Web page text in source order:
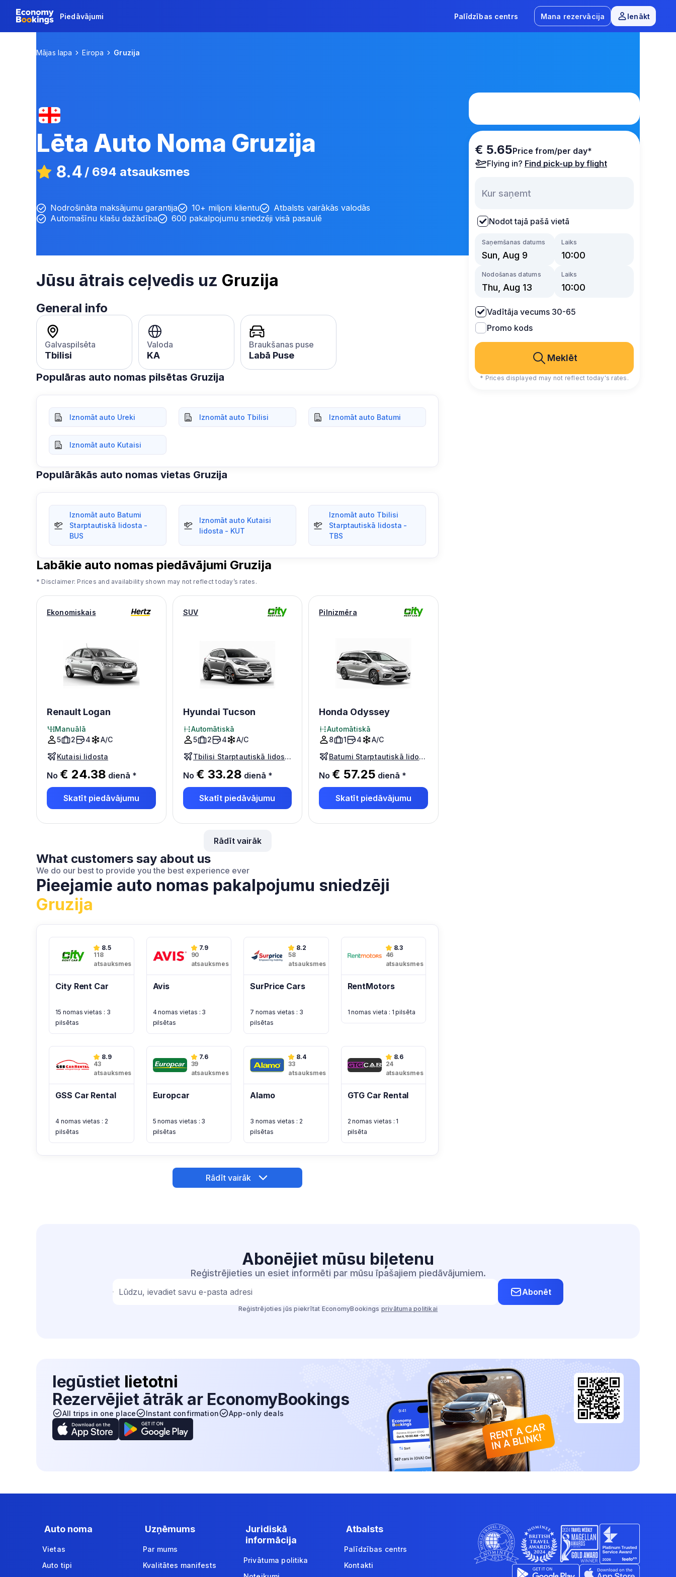
Piedāvājumi Palīdzības centrs Mana rezervācija Ienākt
Mājas lapa Eiropa Gruzija
Lēta Auto Noma Gruzija
8.4 / 694 atsauksmes
Nodrošināta maksājumu garantija 10+ miljoni klientu
Atbalsts vairākās valodās
Automašīnu klašu dažādība
600 pakalpojumu sniedzēji visā pasaulē
€ 5.65Price from/per day*
Flying in? Find pick-up by flight
Nodot tajā pašā vietā
Saņemšanas datums Laiks
Nodošanas datums Laiks
Vadītāja vecums 30-65
Promo kods
Meklēt
* Prices displayed may not reflect today's rates.
Jūsu ātrais ceļvedis uz Gruzija
General info
Galvaspilsēta
Tbilisi
Valoda
KA
Braukšanas puse
Labā Puse
Populāras auto nomas pilsētas Gruzija
Iznomāt auto Ureki Iznomāt auto Tbilisi Iznomāt auto Batumi
Iznomāt auto Kutaisi
Populārākās auto nomas vietas Gruzija
Iznomāt auto Batumi
Starptautiskā lidosta -
BUS
Iznomāt auto Kutaisi
lidosta - KUT
Iznomāt auto Tbilisi
Starptautiskā lidosta -
TBS
Labākie auto nomas piedāvājumi Gruzija
* Disclaimer: Prices and availability shown may not reflect today’s rates.
Ekonomiskais
Renault Logan
Manuālā
5
2 4
A/C
Kutaisi lidosta
No € 24.38 dienā *
Skatīt piedāvājumu
SUV
Hyundai Tucson
Automātiskā
5
2 4
A/C
Tbilisi Starptautiskā lidosta
No € 33.28 dienā *
Skatīt piedāvājumu
Pilnizmēra
Honda Odyssey
Automātiskā
8
1 4
A/C
Batumi Starptautiskā lidosta
No € 57.25 dienā *
Skatīt piedāvājumu
Rādīt vairāk
What customers say about us
We do our best to provide you the best experience ever
Pieejamie auto nomas pakalpojumu sniedzēji
Gruzija
8.5
118
atsauksmes
City Rent Car
15 nomas vietas : 3
pilsētas
7.9
90
atsauksmes
Avis
4 nomas vietas : 3
pilsētas
8.2
58
atsauksmes
SurPrice Cars
7 nomas vietas : 3
pilsētas
8.3
46
atsauksmes
RentMotors
1 nomas vieta : 1 pilsēta
8.9
43
atsauksmes
GSS Car Rental
4 nomas vietas : 2
pilsētas
7.6
39
atsauksmes
Europcar
5 nomas vietas : 3
pilsētas
8.4
33
atsauksmes
Alamo
3 nomas vietas : 2
pilsētas
8.6
24
atsauksmes
GTG Car Rental
2 nomas vietas : 1
pilsēta
Rādīt vairāk
Abonējiet mūsu biļetenu
Reģistrējieties un esiet informēti par mūsu īpašajiem piedāvājumiem.
Lūdzu, ievadiet savu e-pasta adresi Abonēt
Reģistrējoties jūs piekrītat EconomyBookings privātuma politikai
Iegūstiet lietotni
Rezervējiet ātrāk ar EconomyBookings
All trips in one place Instant confirmation App-only deals
Auto noma
Vietas
Auto tipi
Uzņēmums
Par mums
Kvalitātes manifests
Juridiskā
informācija
Privātuma politika
Atbalsts
Palīdzības centrs
Kontakti